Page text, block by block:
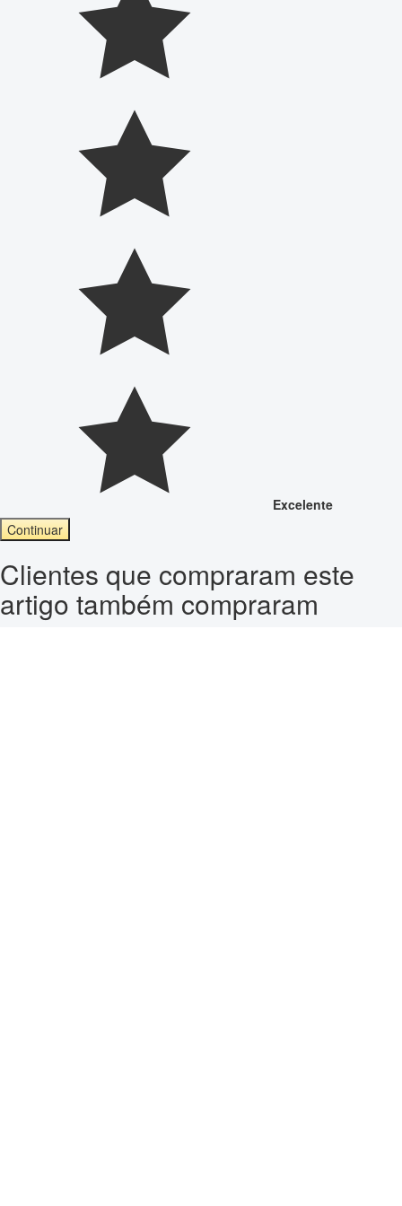
Excelente
Continuar
Clientes que compraram este
artigo também compraram